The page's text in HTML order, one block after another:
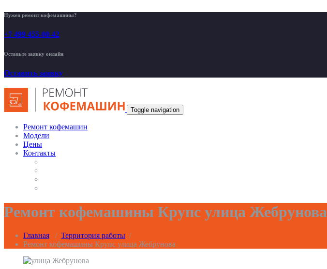
Нужен ремонт кофемашины?
+7 499 455-00-42
Оставьте заявку онлайн
Оставить заявку
Toggle navigation
Ремонт кофемашин
Модели
Цены
Контакты
Ремонт кофемашины Крупс улица Жебрунова
Главная / Территория работы /
Ремонт кофемашины Крупс улица Жебрунова